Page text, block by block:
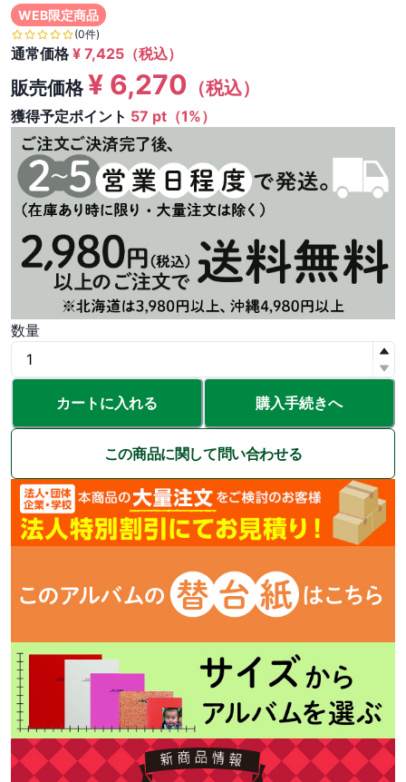
WEB限定商品
(0件)
通常価格¥ 7,425 （税込）
販売価格¥ 6,270 （税込）
獲得予定ポイント 57 pt（1%）
数量
カートに入れる 購入手続きへ
この商品に関して問い合わせる